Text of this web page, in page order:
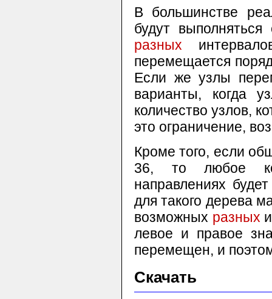
В большинстве
будут
разных
перемещается
Если же узлы
варианты, когда
количество узлов,
это ограничение,
Кроме того, если
36, то любое
направлениях
для такого дерева
возможных разных
левое и правое
перемещен, и
Скачать